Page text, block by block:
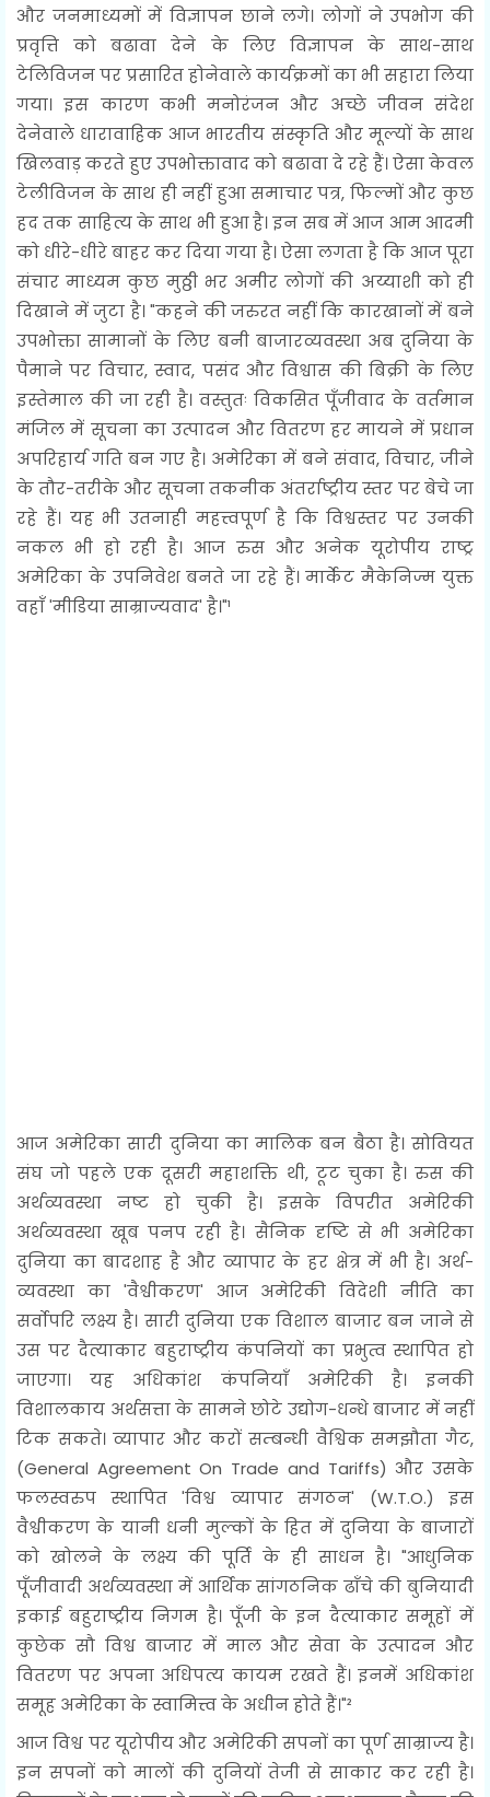
और जनमाध्यमों में विज्ञापन छाने लगे। लोगों ने उपभोग की
प्रवृत्ति को बढावा देने के लिए विज्ञापन के साथ-साथ
टेलिविजन पर प्रसारित होनेवाले कार्यक्रमों का भी सहारा लिया
गया। इस कारण कभी मनोरंजन और अच्छे जीवन संदेश
देनेवाले धारावाहिक आज भारतीय संस्कृति और मूल्यों के साथ
खिलवाड़ करते हुए उपभोक्तावाद को बढावा दे रहे हैं। ऐसा केवल
टेलीविजन के साथ ही नहीं हुआ समाचार पत्र, फिल्मों और कुछ
हद तक साहित्य के साथ भी हुआ है। इन सब में आज आम आदमी
को धीरे-धीरे बाहर कर दिया गया है। ऐसा लगता है कि आज पूरा
संचार माध्यम कुछ मुठ्ठी भर अमीर लोगों की अय्याशी को ही
दिखाने में जुटा है। "कहने की जरुरत नहीं कि कारखानों में बने
उपभोक्ता सामानों के लिए बनी बाजारव्यवस्था अब दुनिया के
पैमाने पर विचार, स्वाद, पसंद और विश्वास की बिक्री के लिए
इस्तेमाल की जा रही है। वस्तुतः विकसित पूँजीवाद के वर्तमान
मंजिल में सूचना का उत्पादन और वितरण हर मायने में प्रधान
अपरिहार्य गति बन गए है। अमेरिका में बने संवाद, विचार, जीने
के तौर-तरीके और सूचना तकनीक अंतर्राष्ट्रीय स्तर पर बेचे जा
रहे हैं। यह भी उतनाही महत्त्वपूर्ण है कि विश्वस्तर पर उनकी
नकल भी हो रही है। आज रुस और अनेक यूरोपीय राष्ट्र
अमेरिका के उपनिवेश बनते जा रहे हैं। मार्केट मैकेनिज्म युक्त
वहाँ 'मीडिया साम्राज्यवाद' है।"¹
आज अमेरिका सारी दुनिया का मालिक बन बैठा है। सोवियत
संघ जो पहले एक दूसरी महाशक्ति थी, टूट चुका है। रुस की
अर्थव्यवस्था नष्ट हो चुकी है। इसके विपरीत अमेरिकी
अर्थव्यवस्था खूब पनप रही है। सैनिक दृष्टि से भी अमेरिका
दुनिया का बादशाह है और व्यापार के हर क्षेत्र में भी है। अर्थ-
व्यवस्था का 'वैश्वीकरण' आज अमेरिकी विदेशी नीति का
सर्वोपरि लक्ष्य है। सारी दुनिया एक विशाल बाजार बन जाने से
उस पर दैत्याकार बहुराष्ट्रीय कंपनियों का प्रभुत्व स्थापित हो
जाएगा। यह अधिकांश कंपनियाँ अमेरिकी है। इनकी
विशालकाय अर्थसत्ता के सामने छोटे उद्योग-धन्धे बाजार में नहीं
टिक सकते। व्यापार और करों सम्बन्धी वैश्विक समझौता गैट,
(General Agreement On Trade and Tariffs) और उसके
फलस्वरुप स्थापित 'विश्व व्यापार संगठन' (W.T.O.) इस
वैश्वीकरण के यानी धनी मुल्कों के हित में दुनिया के बाजारों
को खोलने के लक्ष्य की पूर्ति के ही साधन है। "आधुनिक
पूँजीवादी अर्थव्यवस्था में आर्थिक सांगठनिक ढाँचे की बुनियादी
इकाई बहुराष्ट्रीय निगम है। पूँजी के इन दैत्याकार समूहों में
कुछेक सौ विश्व बाजार में माल और सेवा के उत्पादन और
वितरण पर अपना अधिपत्य कायम रखते हैं। इनमें अधिकांश
समूह अमेरिका के स्वामित्त्व के अधीन होते हैं।"²
आज विश्व पर यूरोपीय और अमेरिकी सपनों का पूर्ण साम्राज्य है।
इन सपनों को मालों की दुनियों तेजी से साकार कर रही है।